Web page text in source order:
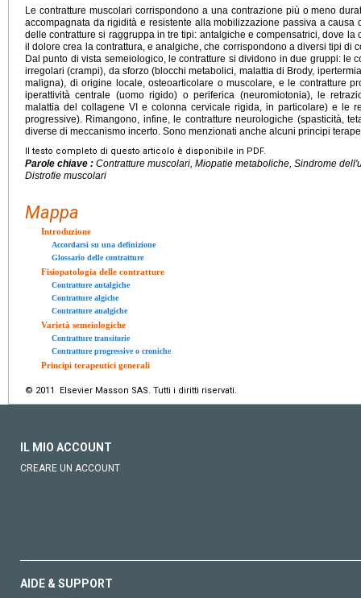
Le contratture muscolari corrispondono a una contrazione più o meno
accompagnata da rigidità e resistente alla mobilizzazione passiva a
delle contratture si raggruppa in tre tipi: antalgiche e compensatrici, dove
il dolore crea la contrattura, e analgiche, che corrispondono a diversi tipi di
Dal punto di vista semeiologico, le contratture si dividono in due gruppi: le
irregolari (crampi), da sforzo (blocchi metabolici, malattia di Brody,
maligna), di origine locale, osteoarticolare o muscolare, e le contratture
iperattività centrale (uomo rigido) o periferica (neuromiotonia), le
malattia del collagene VI e colonna cervicale rigida, in particolare) e le
progressive). Rimangono, infine, le contratture neurologiche (spasticità,
diverse di meccanismo incerto. Sono menzionati anche alcuni principi
Il testo completo di questo articolo è disponibile in PDF.
Parole chiave : Contratture muscolari, Miopatie metaboliche, Sindrome
Distrofie muscolari
Mappa
Introduzione
Accordarsi su una definizione
Glossario delle contratture
Fisiopatologia delle contratture
Contratture antalgiche
Contratture algiche
Contratture analgiche
Varietà semeiologiche
Contratture transitorie
Contratture progressive o croniche
Principi terapeutici generali
© 2011 Elsevier Masson SAS. Tutti i diritti riservati.
IL MIO ACCOUNT
CREARE UN ACCOUNT
AIDE & SUPPORT